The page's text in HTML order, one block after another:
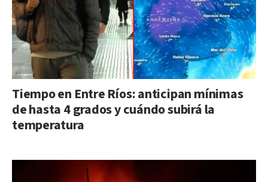
Tiempo en Entre Ríos: anticipan mínimas
de hasta 4 grados y cuándo subirá la
temperatura